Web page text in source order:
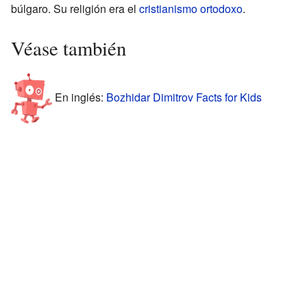
búlgaro. Su religión era el cristianismo ortodoxo.
Véase también
En inglés: Bozhidar Dimitrov Facts for Kids